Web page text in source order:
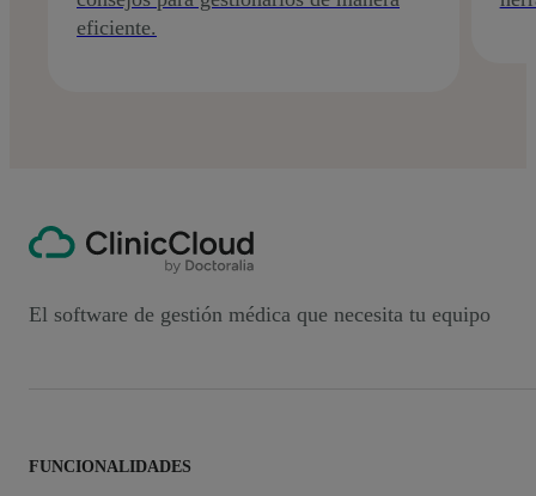
eficiente.
El software de gestión médica que necesita tu equipo
FUNCIONALIDADES